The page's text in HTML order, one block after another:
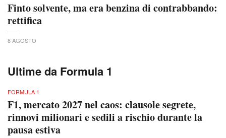
Finto solvente, ma era benzina di contrabbando:
rettifica
8 AGOSTO
Ultime da Formula 1
FORMULA 1
F1, mercato 2027 nel caos: clausole segrete,
rinnovi milionari e sedili a rischio durante la
pausa estiva